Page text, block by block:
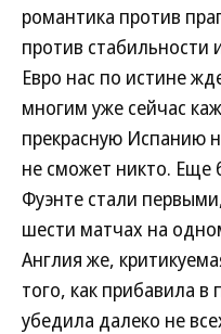
романтика против
против
Евро нас по истине
многим уже сейчас
прекрасную Испанию
не сможет никто. Еще
Фуэнте стали
шести матчах на
Англия же,
того, как прибавила
убедила далеко не